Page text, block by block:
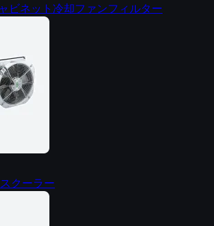
ビネット冷却ファンフィルター
クーラー